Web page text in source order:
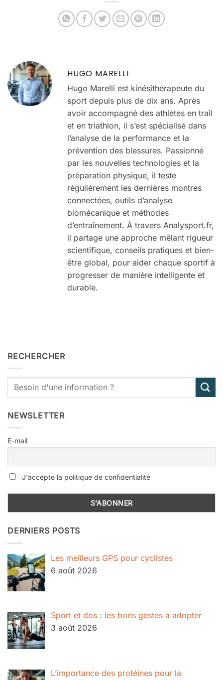
HUGO MARELLI
Hugo Marelli est kinésithérapeute du
sport depuis plus de dix ans. Après
avoir accompagné des athlètes en trail
et en triathlon, il s’est spécialisé dans
l’analyse de la performance et la
prévention des blessures. Passionné
par les nouvelles technologies et la
préparation physique, il teste
régulièrement les dernières montres
connectées, outils d’analyse
biomécanique et méthodes
d’entraînement. À travers Analysport.fr,
il partage une approche mêlant rigueur
scientifique, conseils pratiques et bien-
être global, pour aider chaque sportif à
progresser de manière intelligente et
durable.
RECHERCHER
NEWSLETTER
E-mail
J'accepte la politique de confidentialité
DERNIERS POSTS
Les meilleurs GPS pour cyclistes
6 août 2026
Sport et dos : les bons gestes à adopter
3 août 2026
L’importance des protéines pour la